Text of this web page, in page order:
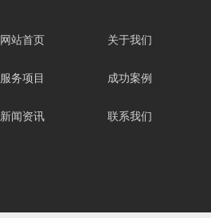
网站首页 关于我们
服务项目 成功案例
新闻资讯 联系我们